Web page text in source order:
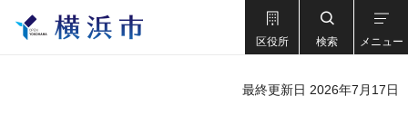
区役所 検索 メニュー
最終更新日 2026年7月17日